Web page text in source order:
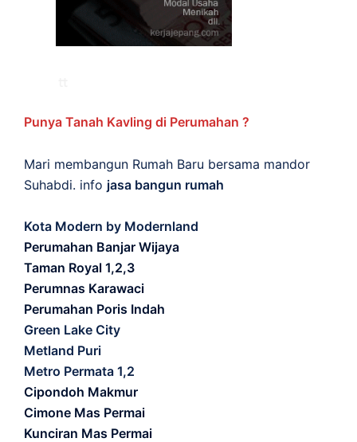
Punya Tanah Kavling di Perumahan ?
Mari membangun Rumah Baru bersama mandor
Suhabdi. info jasa bangun rumah
Kota Modern by Modernland
Perumahan Banjar Wijaya
Taman Royal 1,2,3
Perumnas Karawaci
Perumahan Poris Indah
Green Lake City
Metland Puri
Metro Permata 1,2
Cipondoh Makmur
Cimone Mas Permai
Kunciran Mas Permai